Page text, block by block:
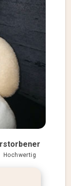
Hochwertig